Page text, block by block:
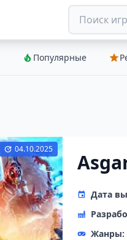
Популярные
04.10.2025
Дата
Жанры: